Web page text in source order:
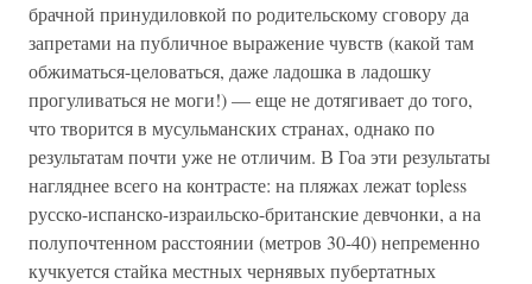
брачной принудиловкой по родительскому сговору да
запретами на публичное выражение чувств (какой там
обжиматься-целоваться, даже ладошка в ладошку
прогуливаться не моги!) — еще не дотягивает до того,
что творится в мусульманских странах, однако по
результатам почти уже не отличим. В Гоа эти результаты
нагляднее всего на контрасте: на пляжах лежат topless
русско-испанско-израильско-британские девчонки, а на
полупочтенном расстоянии (метров 30-40) непременно
кучкуется стайка местных чернявых пубертатных